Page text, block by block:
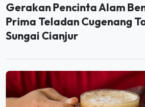
Gerakan Pencinta Alam
Prima Teladan Cugenang
Sungai Cianjur